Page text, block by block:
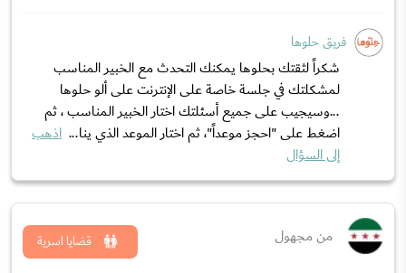
فريق حلوها
شكراً لثقتك بحلوها يمكنك التحدث مع الخبير المناسب
لمشكلتك في جلسة خاصة على الإنترنت على ألو حلوها
...وسيجيب على جميع أسئلتك اختار الخبير المناسب ، ثم
اضغط على "احجز موعداً"، ثم اختار الموعد الذي ينا... اذهب
إلى السؤال
من مجهول قضايا اسرية